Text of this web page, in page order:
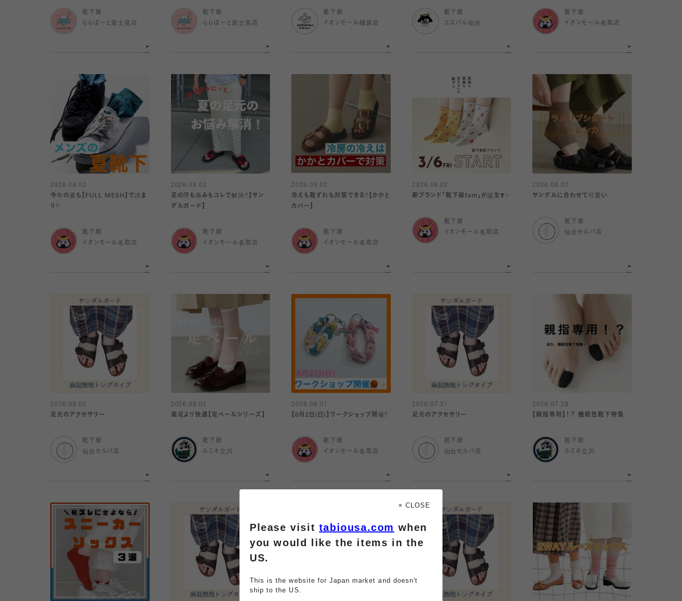
靴下屋
ららぽーと富士見店
靴下屋
ららぽーと富士見店
靴下屋
イオンモール橿原店
靴下屋
エスパル仙台
靴下屋
イオンモール名取店
2026.08.02
今年の夏も【FULL MESH】で決ま
り️‼️
靴下屋
イオンモール名取店
2026.08.02
足の汗も痛みもコレで解決‼️【サン
ダルガード】
靴下屋
イオンモール名取店
2026.08.02
冷えも靴ずれも対策できる‼️【かかと
カバー】
靴下屋
イオンモール名取店
2026.08.02
新ブランド「靴下屋fam」が誕生❣️✨
靴下屋
イオンモール名取店
2026.08.02
サンダルに合わせて可愛い
靴下屋
仙台セルバ店
2026.08.02
足元のアクセサリー
靴下屋
仙台セルバ店
2026.08.02
素足より快適【足ベールシリーズ】
靴下屋
ルミネ立川
2026.08.01
【8月2日(日)】ワークショップ開催‼️
靴下屋
イオンモール名取店
2026.07.31
足元のアクセサリー
靴下屋
仙台セルバ店
2026.07.29
【親指専用】！？ 機能性靴下特集
靴下屋
ルミネ立川
× CLOSE
Please visit tabiousa.com when
you would like the items in the
US.
This is the website for Japan market and doesn't
ship to the US.